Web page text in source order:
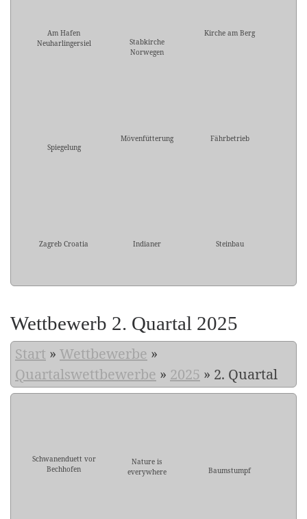
Am Hafen
Neuharlingersiel
Stabkirche
Norwegen
Kirche am Berg
Spiegelung
Mövenfütterung Fährbetrieb
Zagreb Croatia Indianer Steinbau
Wettbewerb 2. Quartal 2025
Start » Wettbewerbe »
Quartalswettbewerbe » 2025 » 2. Quartal
Schwanenduett vor
Bechhofen
Nature is
everywhere
Baumstumpf